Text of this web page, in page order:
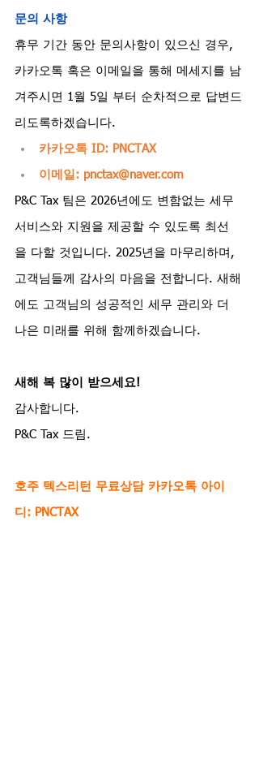
문의 사항
휴무 기간 동안 문의사항이 있으신 경우,
카카오톡 혹은 이메일을 통해 메세지를 남
겨주시면 1월 5일 부터 순차적으로 답변드
리도록하겠습니다.
카카오톡 ID: PNCTAX
이메일: pnctax@naver.com
P&C Tax 팀은 2026년에도 변함없는 세무
서비스와 지원을 제공할 수 있도록 최선
을 다할 것입니다. 2025년을 마무리하며,
고객님들께 감사의 마음을 전합니다. 새해
에도 고객님의 성공적인 세무 관리와 더
나은 미래를 위해 함께하겠습니다.
새해 복 많이 받으세요!
감사합니다.
P&C Tax 드림.
호주 텍스리턴 무료상담 카카오톡 아이
디: PNCTAX